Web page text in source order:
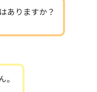
ありますか？
。